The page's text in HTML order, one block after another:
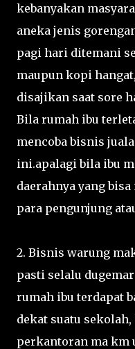
kebanyakan
aneka jenis
pagi hari ditemani
maupun kopi
disajikan saat sore
Bila rumah ibu
mencoba bisnis
ini.apalagi bila ibu
daerahnya yang
para pengunjung
2. Bisnis warung
pasti selalu
rumah ibu terdapat
dekat suatu
perkantoran ma km